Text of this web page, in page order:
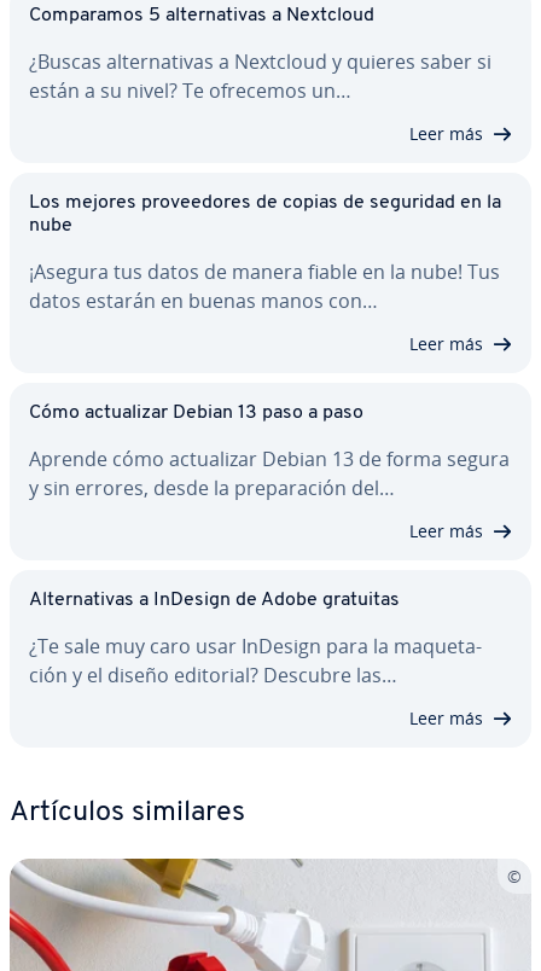
Co­m­pa­ra­mos 5 al­te­r­na­ti­vas a Nextcloud
¿Buscas al­te­r­na­ti­vas a Nextcloud y quieres saber si
están a su nivel? Te ofrecemos un…
Leer más
Los mejores pro­vee­do­res de copias de seguridad en la
nube
¡Asegura tus datos de manera fiable en la nube! Tus
datos estarán en buenas manos con…
Leer más
Cómo ac­tua­li­zar Debian 13 paso a paso
Aprende cómo ac­tua­li­zar Debian 13 de forma segura
y sin errores, desde la pre­pa­ra­ción del…
Leer más
Al­te­r­na­ti­vas a InDesign de Adobe gratuitas
¿Te sale muy caro usar InDesign para la ma­que­ta­
ción y el diseño editorial? Descubre las…
Leer más
Artículos similares